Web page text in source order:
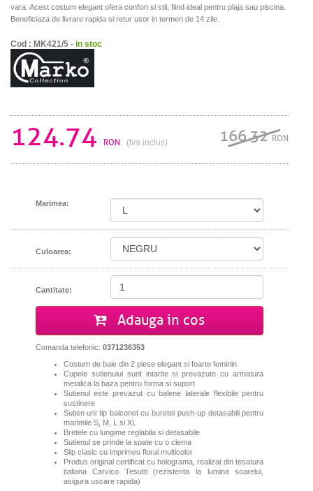
vara. Acest costum elegant ofera confort si stil, fiind ideal pentru plaja sau piscina.
Beneficiaza de livrare rapida si retur usor in termen de 14 zile.
Cod : MK421/5 - in stoc
124.74 RON (tva inclus) 166.32RON
Marimea:
Culoarea:
Cantitate:
Adauga in cos
Comanda telefonic: 0371236353
Costum de baie din 2 piese elegant si foarte feminin
Cupele sutienului sunt intarite si prevazute cu armatura
metalica la baza pentru forma si suport
Sutienul este prevazut cu balene laterale flexibile pentru
sustinere
Sutien uni tip balconet cu buretei push-up detasabili pentru
marimile S, M, L si XL
Bretele cu lungime reglabila si detasabile
Sutienul se prinde la spate cu o clema
Slip clasic cu imprimeu floral multicolor
Produs original certificat cu holograma, realizat din tesatura
italiana Carvico Tesutti (rezistenta la lumina soarelui,
asigura uscare rapida)